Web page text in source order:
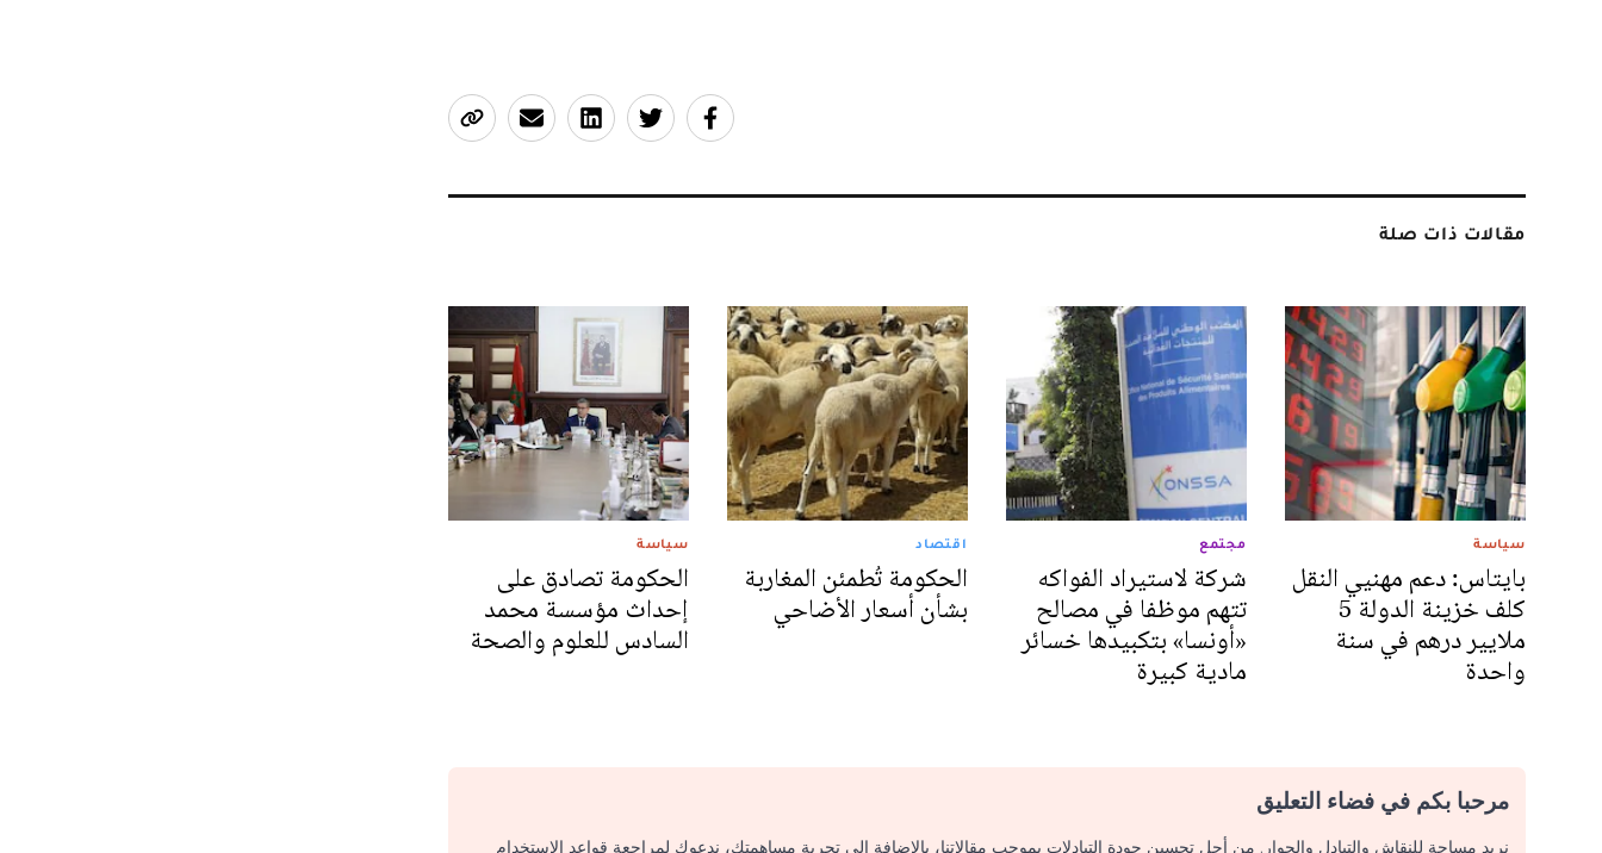
مقالات ذات صلة
سياسة
بايتاس: دعم مهنيي النقل
كلف خزينة الدولة 5
ملايير درهم في سنة
واحدة
مجتمع
شركة لاستيراد الفواكه
تتهم موظفا في مصالح
«أونسا» بتكبيدها خسائر
مادية كبيرة
اقتصاد
الحكومة تُطمئن المغاربة
بشأن أسعار الأضاحي
سياسة
الحكومة تصادق على
إحداث مؤسسة محمد
السادس للعلوم والصحة
مرحبا بكم في فضاء التعليق
نريد مساحة للنقاش والتبادل والحوار. من أجل تحسين جودة التبادلات بموجب مقالاتنا، بالإضافة إلى تجربة مساهمتك، ندعوك لمراجعة قواعد الاستخدام